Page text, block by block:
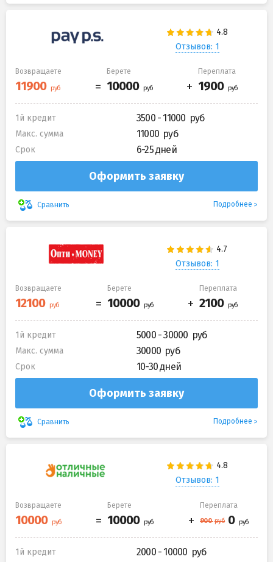
Отзывов: 1
Возвращаете Берете Переплата
1й кредит 3500 - 11000
Макс. сумма 11000
Срок 6-25 дней
Оформить заявку
Сравнить Подробнее
Отзывов: 1
Возвращаете Берете Переплата
1й кредит 5000 - 30000
Макс. сумма 30000
Срок 10-30 дней
Оформить заявку
Сравнить Подробнее
Отзывов: 1
Возвращаете Берете Переплата
1й кредит
2000 - 10000